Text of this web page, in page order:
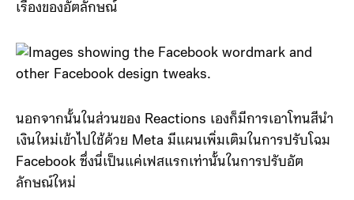
เรื่องของอัตลักษณ์
นอกจากนั้นในส่วนของ Reactions เองก็มีการเอาโทนสีนำ
เงินใหม่เข้าไปใช้ด้วย Meta มีแผนเพิ่มเติมในการปรับโฉม
Facebook ซึ่งนี่เป็นแค่เฟสแรกเท่านั้นในการปรับอัต
ลักษณ์ใหม่